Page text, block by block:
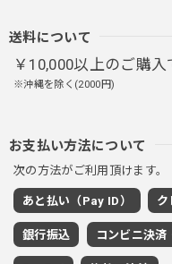
送料について
￥10,000以上のご購入
※沖縄を除く(2000円)
お支払い方法について
次の方法がご利用頂けます。
あと払い（Pay ID） ク
銀行振込 コンビニ決